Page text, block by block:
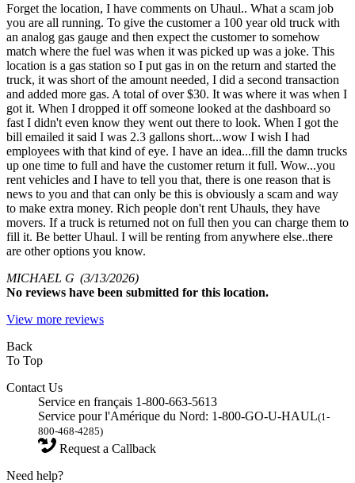
Forget the location, I have comments on Uhaul.. What a scam job
you are all running. To give the customer a 100 year old truck with
an analog gas gauge and then expect the customer to somehow
match where the fuel was when it was picked up was a joke. This
location is a gas station so I put gas in on the return and started the
truck, it was short of the amount needed, I did a second transaction
and added more gas. A total of over $30. It was where it was when I
got it. When I dropped it off someone looked at the dashboard so
fast I didn't even know they went out there to look. When I got the
bill emailed it said I was 2.3 gallons short...wow I wish I had
employees with that kind of eye. I have an idea...fill the damn trucks
up one time to full and have the customer return it full. Wow...you
rent vehicles and I have to tell you that, there is one reason that is
news to you and that can only be this is obviously a scam and way
to make extra money. Rich people don't rent Uhauls, they have
movers. If a truck is returned not on full then you can charge them to
fill it. Be better Uhaul. I will be renting from anywhere else..there
are other options you know.
MICHAEL G (3/13/2026)
No reviews have been submitted for this location.
View more reviews
Back
To Top
Contact Us
Service en français 1-800-663-5613
Service pour l'Amérique du Nord: 1-800-GO-U-HAUL(1-
800-468-4285)
Request a Callback
Need help?